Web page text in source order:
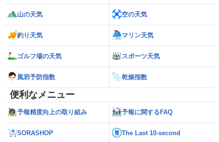
山の天気 空の天気
釣り天気 マリン天気
ゴルフ場の天気 スポーツ天気
風邪予防指数 乾燥指数
便利なメニュー
予報精度向上の取り組み 予報に関するFAQ
SORASHOP The Last 10-second